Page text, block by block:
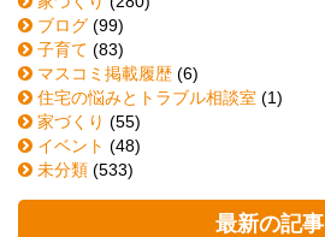
ブログ (99)
子育て (83)
マスコミ掲載履歴 (6)
住宅の悩みとトラブル相談室 (1)
家づくり (55)
イベント (48)
未分類 (533)
最新の記事